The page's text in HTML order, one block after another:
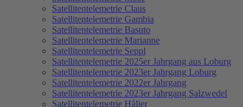
Satellitentelemetrie Claus
Satellitentelemetrie Gambia
Satellitentelemetrie Basuto
Satellitentelemetrie Marianne
Satellitentelemetrie Seppl
Satellitentelemetrie 2025er Jahrgang aus Loburg
Satellitentelemetrie 2023er Jahrgang Loburg
Satellitentelemetrie 2022er Jahrgang
Satellitentelemetrie 2023er Jahrgang Salzwedel
Satellitentelemetrie Håljer